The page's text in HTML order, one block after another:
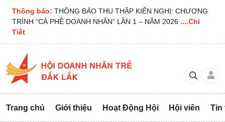
Thông báo: THÔNG BÁO THU THẬP KIẾN NGHỊ: CHƯƠNG
TRÌNH “CÀ PHÊ DOANH NHÂN” LẦN 1 – NĂM 2026 ....Chi
Tiết
Trang chủ Giới thiệu Hoạt Động Hội Hội viên Tin